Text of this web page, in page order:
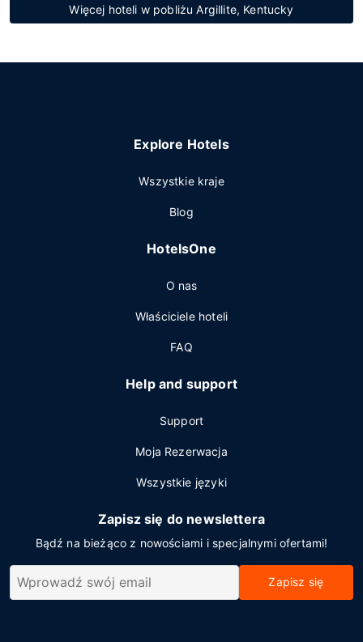
Więcej hoteli w pobliżu Argillite, Kentucky
Explore Hotels
Wszystkie kraje
Blog
HotelsOne
O nas
Właściciele hoteli
FAQ
Help and support
Support
Moja Rezerwacja
Wszystkie języki
Zapisz się do newslettera
Bądź na bieżąco z nowościami i specjalnymi ofertami!
Zapisz się